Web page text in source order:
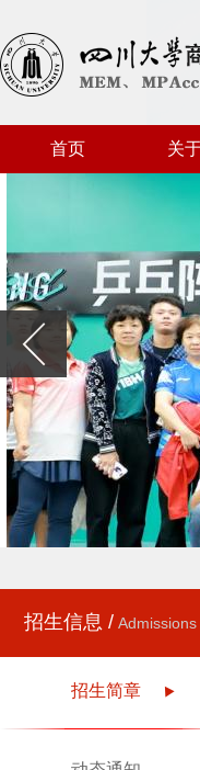
首页 关
招生信息 / Admissions
招生简章